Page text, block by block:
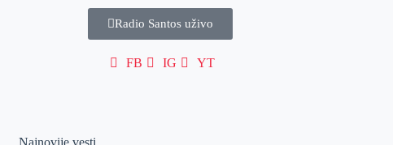
Radio Santos uživo
FB IG YT
Najnovije vesti